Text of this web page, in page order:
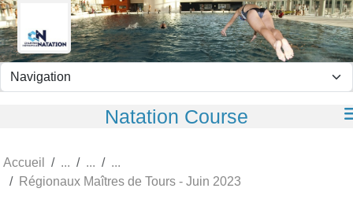
Natation Course
Accueil
Régionaux Maîtres de Tours - Juin 2023
Panneau de gestion des cookies